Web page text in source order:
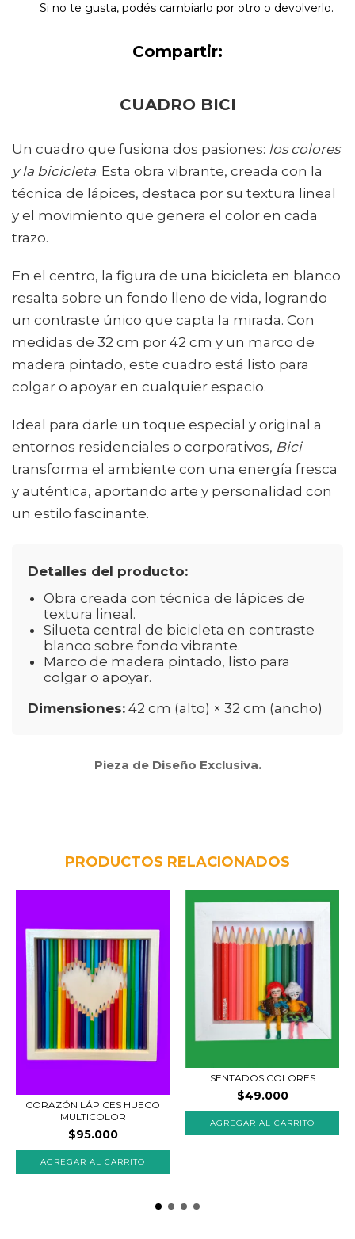
Si no te gusta, podés cambiarlo por otro o devolverlo.
Compartir:
CUADRO BICI
Un cuadro que fusiona dos pasiones: los colores
y la bicicleta. Esta obra vibrante, creada con la
técnica de lápices, destaca por su textura lineal
y el movimiento que genera el color en cada
trazo.
En el centro, la figura de una bicicleta en blanco
resalta sobre un fondo lleno de vida, logrando
un contraste único que capta la mirada. Con
medidas de 32 cm por 42 cm y un marco de
madera pintado, este cuadro está listo para
colgar o apoyar en cualquier espacio.
Ideal para darle un toque especial y original a
entornos residenciales o corporativos, Bici
transforma el ambiente con una energía fresca
y auténtica, aportando arte y personalidad con
un estilo fascinante.
Detalles del producto:
Obra creada con técnica de lápices de
textura lineal.
Silueta central de bicicleta en contraste
blanco sobre fondo vibrante.
Marco de madera pintado, listo para
colgar o apoyar.
Dimensiones: 42 cm (alto) × 32 cm (ancho)
Pieza de Diseño Exclusiva.
PRODUCTOS RELACIONADOS
CORAZÓN LÁPICES HUECO
MULTICOLOR
$95.000
SENTADOS COLORES
$49.000
AGREGAR AL CARRITO